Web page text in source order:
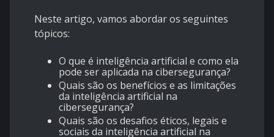
Neste artigo, vamos abordar os seguintes
tópicos:
O que é inteligência artificial e como ela
pode ser aplicada na cibersegurança?
Quais são os benefícios e as limitações
da inteligência artificial na
cibersegurança?
Quais são os desafios éticos, legais e
sociais da inteligência artificial na